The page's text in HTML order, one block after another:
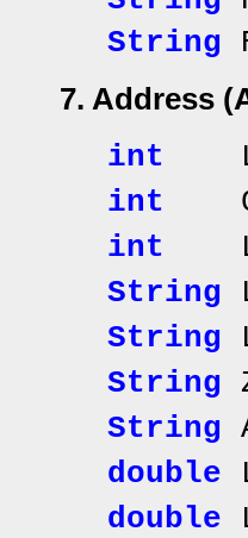
String
7. Address
int
int
int
String
String
String
String
double
double